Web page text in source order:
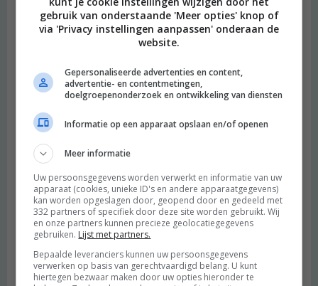
Je e-mailadres wordt niet gepubliceerd. Vereiste velden zijn
gemarkeerd met*
Naam*
gebruik van onderstaande 'Meer opties' knop of
via 'Privacy instellingen aanpassen' onderaan de
website.
Gepersonaliseerde advertenties en content,
advertentie- en contentmetingen,
doelgroepenonderzoek en ontwikkeling van diensten
Informatie op een apparaat opslaan en/of openen
Meer informatie
Uw persoonsgegevens worden verwerkt en informatie van uw
apparaat (cookies, unieke ID's en andere apparaatgegevens)
kan worden opgeslagen door, geopend door en gedeeld met
332 partners of specifiek door deze site worden gebruikt. Wij
en onze partners kunnen precieze geolocatiegegevens
gebruiken. Lijst met partners.
Bepaalde leveranciers kunnen uw persoonsgegevens
verwerken op basis van gerechtvaardigd belang. U kunt
hiertegen bezwaar maken door uw opties hieronder te